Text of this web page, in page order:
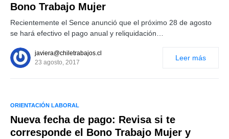
Bono Trabajo Mujer
Recientemente el Sence anunció que el próximo 28 de agosto
se hará efectivo el pago anual y reliquidación…
javiera@chiletrabajos.cl
23 agosto, 2017
Leer más
ORIENTACIÓN LABORAL
Nueva fecha de pago: Revisa si te
corresponde el Bono Trabajo Mujer y